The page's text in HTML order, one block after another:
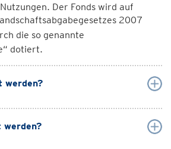
Der Fonds wird auf
2007
die so genannte
dotiert.
werden?
werden?